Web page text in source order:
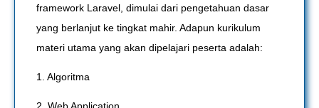
framework Laravel, dimulai dari pengetahuan dasar
yang berlanjut ke tingkat mahir. Adapun kurikulum
materi utama yang akan dipelajari peserta adalah:
1. Algoritma
2. Web Application